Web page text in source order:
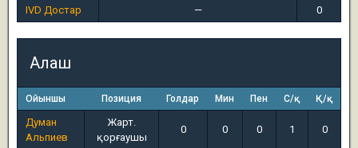
IVD Достар
— 0
Алаш
Ойыншы Позиция Голдар Мин Пен С/қ Қ/қ
Думан
Альпиев
Жарт.
қорғаушы
0 0 0 1 0